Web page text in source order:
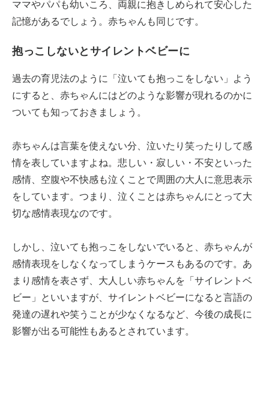
ママやパパも幼いころ、両親に抱きしめられて安心した
記憶があるでしょう。赤ちゃんも同じです。
抱っこしないとサイレントベビーに
過去の育児法のように「泣いても抱っこをしない」よう
にすると、赤ちゃんにはどのような影響が現れるのかに
ついても知っておきましょう。
赤ちゃんは言葉を使えない分、泣いたり笑ったりして感
情を表していますよね。悲しい・寂しい・不安といった
感情、空腹や不快感も泣くことで周囲の大人に意思表示
をしています。つまり、泣くことは赤ちゃんにとって大
切な感情表現なのです。
しかし、泣いても抱っこをしないでいると、赤ちゃんが
感情表現をしなくなってしまうケースもあるのです。あ
まり感情を表さず、大人しい赤ちゃんを「サイレントベ
ビー」といいますが、サイレントベビーになると言語の
発達の遅れや笑うことが少なくなるなど、今後の成長に
影響が出る可能性もあるとされています。